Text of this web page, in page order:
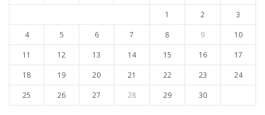
1
2
3
4
5 6 7 8 9
10
11
12 13 14 15 16
17
18
19 20 21 22 23
24
25
26 27 28 29 30